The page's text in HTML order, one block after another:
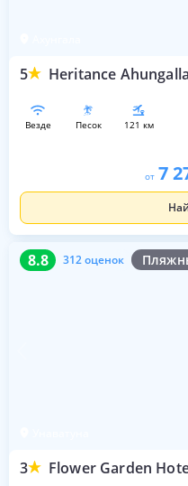
5 Heritance Ahungalla
везде песок 121 км
от 7
8.8 312 оценок
3 Flower Garden
8.8 312 оценок